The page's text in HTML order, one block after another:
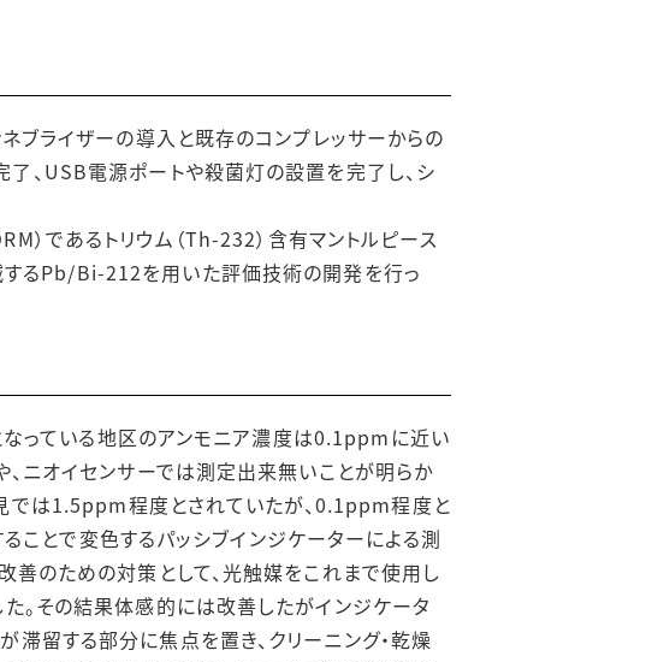
ブライザーの導入と既存のコンプレッサーからの
、USB電源ポートや殺菌灯の設置を完了し、シ
であるトリウム（Th-232）含有マントルピース
するPb/Bi-212を用いた評価技術の開発を行っ
っている地区のアンモニア濃度は0.1ppmに近い
ニオイセンサーでは測定出来無いことが明らか
では1.5ppm程度とされていたが、0.1ppm程度と
ことで変色するパッシブインジケーターによる測
善のための対策として、光触媒をこれまで使用し
。その結果体感的には改善したがインジケータ
留する部分に焦点を置き、クリーニング・乾燥